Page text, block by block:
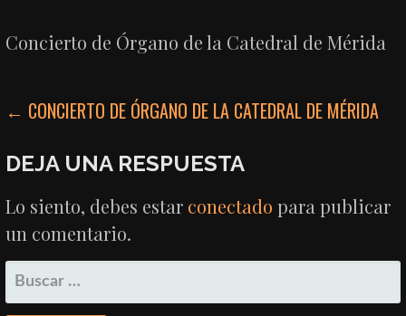
Concierto de Órgano de la Catedral de Mérida
NAVEGACIÓN
DE
ENTRADAS
← CONCIERTO DE ÓRGANO DE LA CATEDRAL DE MÉRIDA
DEJA UNA RESPUESTA
Lo siento, debes estar conectado para publicar
un comentario.
BUSCAR: